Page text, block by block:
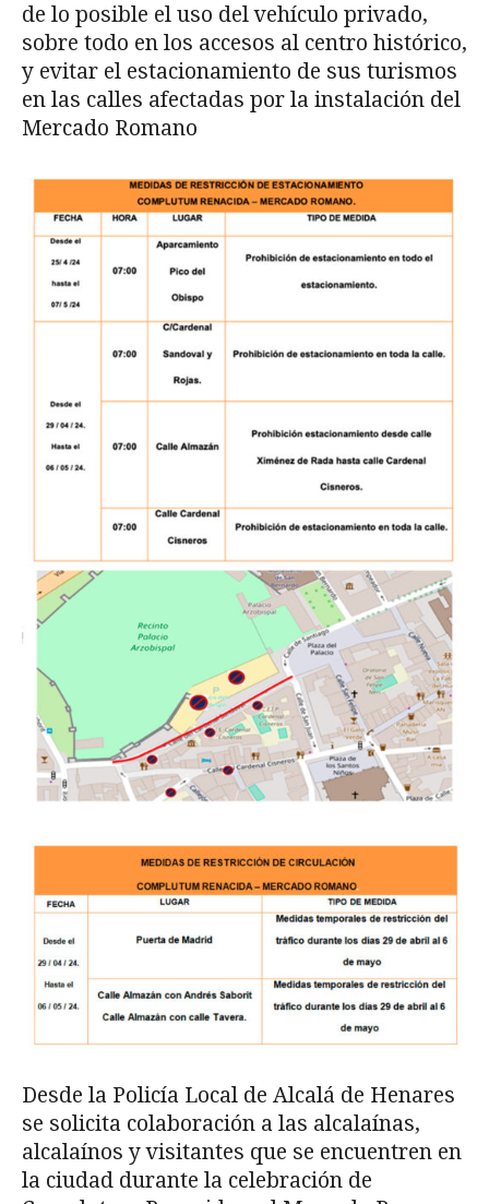
de lo posible el uso del vehículo privado,
sobre todo en los accesos al centro histórico,
y evitar el estacionamiento de sus turismos
en las calles afectadas por la instalación del
Mercado Romano
Desde la Policía Local de Alcalá de Henares
se solicita colaboración a las alcalaínas,
alcalaínos y visitantes que se encuentren en
la ciudad durante la celebración de